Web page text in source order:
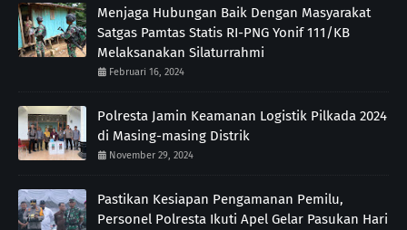
Menjaga Hubungan Baik Dengan Masyarakat
Satgas Pamtas Statis RI-PNG Yonif 111/KB
Melaksanakan Silaturrahmi
Februari 16, 2024
Polresta Jamin Keamanan Logistik Pilkada 2024
di Masing-masing Distrik
November 29, 2024
Pastikan Kesiapan Pengamanan Pemilu,
Personel Polresta Ikuti Apel Gelar Pasukan Hari